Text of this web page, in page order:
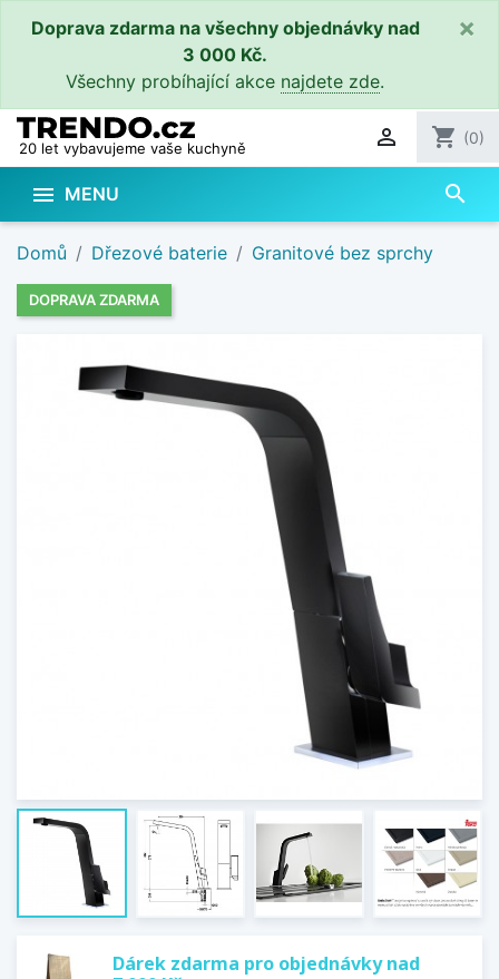
Doprava zdarma na všechny objednávky nad
3 000 Kč.
Všechny probíhající akce najdete zde.
×
20 let vybavujeme vaše kuchyně  shopping_cart (0)
 MENU search
Domů Dřezové baterie Granitové bez sprchy
DOPRAVA ZDARMA
Dárek zdarma pro objednávky nad